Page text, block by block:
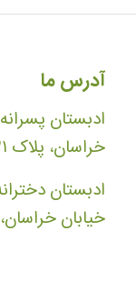
آدرس ما
ادبستان
خراسان، پلاک ۳۱
ادبستان
خیابان خراسان،